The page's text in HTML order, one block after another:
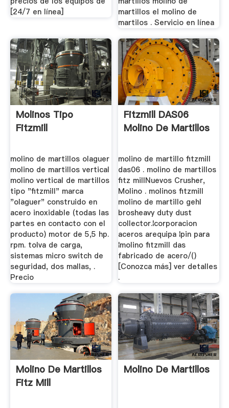
[24/7 en línea]
martillos el molino de
martilos . Servicio en línea
Molinos Tipo
Fitzmill
molino de martillos olaguer
molino de martillos vertical
molino vertical de martillos
tipo "fitzmill" marca
"olaguer" construido en
acero inoxidable (todas las
partes en contacto con el
producto) motor de 5,5 hp.
rpm. tolva de carga,
sistemas micro switch de
seguridad, dos mallas, .
Precio
Fitzmill DAS06
Molino De Martillos
molino de martillo fitzmill
das06 . molino de martillos
fitz millNuevos Crusher,
Molino . molinos fitzmill
molino de martillo gehl
brosheavy duty dust
collector.¦corporacion
aceros arequipa ¦pin para
¦molino fitzmill das
fabricado de acero/()
[Conozca más] ver detalles
.
Molino De Martillos
Fitz Mill
Molino De Martillos